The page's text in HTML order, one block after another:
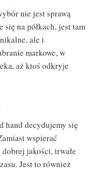
nie jest sprawą
na półkach, jest tam
ale i
markowe, w
aż ktoś odkryje
hand decydujemy się
wspierać
jakości, trwałe
Jest to również